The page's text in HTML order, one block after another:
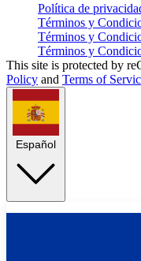
Política de
Términos y
Términos y
Términos y
This site is protected by
Policy and Terms of
Español